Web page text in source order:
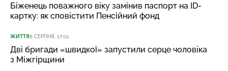
Біженець поважного віку замінив паспорт на ID-
картку: як сповістити Пенсійний фонд
ЖИТТЯ8 СЕРПНЯ, 17:02
Дві бригади «швидкої» запустили серце чоловіка
з Міжгірщини